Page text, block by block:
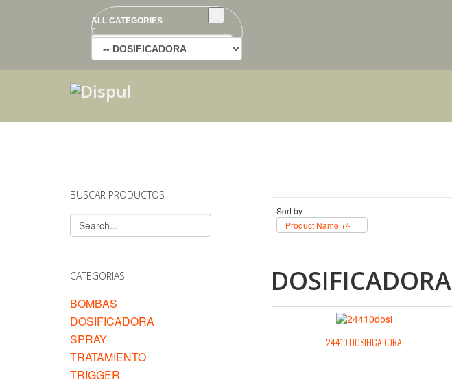
ALL CATEGORIES
BUSCAR PRODUCTOS
CATEGORIAS
BOMBAS
DOSIFICADORA
SPRAY
TRATAMIENTO
TRIGGER
Sort by
Product Name +/-
DOSIFICADORA
24410 DOSIFICADORA